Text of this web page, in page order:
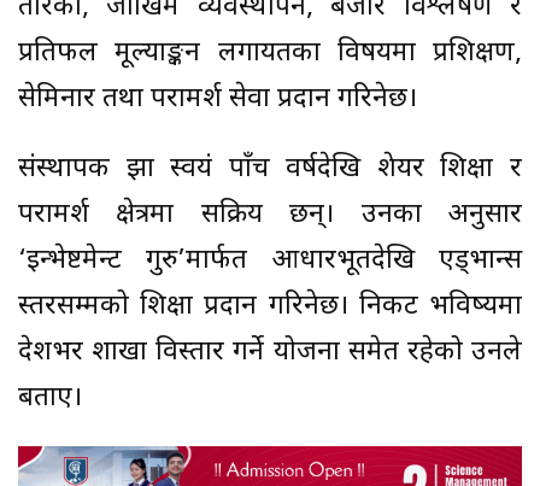
तरिका, जोखिम व्यवस्थापन, बजार विश्लेषण र
प्रतिफल मूल्याङ्कन लगायतका विषयमा प्रशिक्षण,
सेमिनार तथा परामर्श सेवा प्रदान गरिनेछ।
संस्थापक झा स्वयं पाँच वर्षदेखि शेयर शिक्षा र
परामर्श क्षेत्रमा सक्रिय छन्। उनका अनुसार
‘इन्भेष्टमेन्ट गुरु’मार्फत आधारभूतदेखि एड्भान्स
स्तरसम्मको शिक्षा प्रदान गरिनेछ। निकट भविष्यमा
देशभर शाखा विस्तार गर्ने योजना समेत रहेको उनले
बताए।